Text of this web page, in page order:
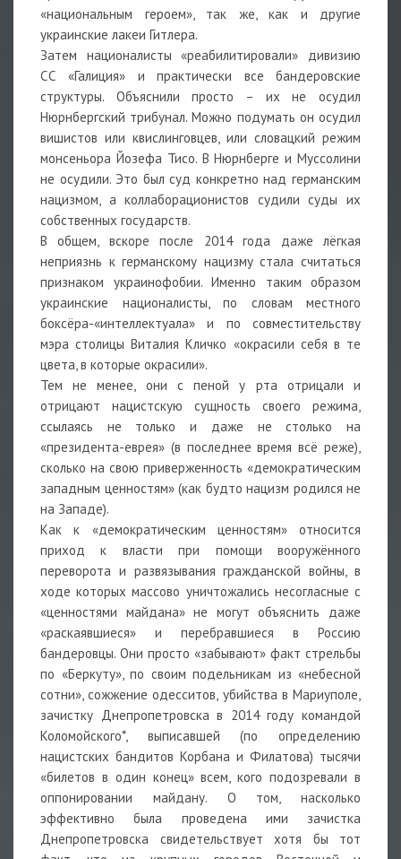
«национальным героем», так же, как и другие
украинские лакеи Гитлера.
Затем националисты «реабилитировали» дивизию
СС «Галиция» и практически все бандеровские
структуры. Объяснили просто – их не осудил
Нюрнбергский трибунал. Можно подумать он осудил
вишистов или квислинговцев, или словацкий режим
монсеньора Йозефа Тисо. В Нюрнберге и Муссолини
не осудили. Это был суд конкретно над германским
нацизмом, а коллаборационистов судили суды их
собственных государств.
В общем, вскоре после 2014 года даже лёгкая
неприязнь к германскому нацизму стала считаться
признаком украинофобии. Именно таким образом
украинские националисты, по словам местного
боксёра-«интеллектуала» и по совместительству
мэра столицы Виталия Кличко «окрасили себя в те
цвета, в которые окрасили».
Тем не менее, они с пеной у рта отрицали и
отрицают нацистскую сущность своего режима,
ссылаясь не только и даже не столько на
«президента-еврея» (в последнее время всё реже),
сколько на свою приверженность «демократическим
западным ценностям» (как будто нацизм родился не
на Западе).
Как к «демократическим ценностям» относится
приход к власти при помощи вооружённого
переворота и развязывания гражданской войны, в
ходе которых массово уничтожались несогласные с
«ценностями майдана» не могут объяснить даже
«раскаявшиеся» и перебравшиеся в Россию
бандеровцы. Они просто «забывают» факт стрельбы
по «Беркуту», по своим подельникам из «небесной
сотни», сожжение одесситов, убийства в Мариуполе,
зачистку Днепропетровска в 2014 году командой
Коломойского*, выписавшей (по определению
нацистских бандитов Корбана и Филатова) тысячи
«билетов в один конец» всем, кого подозревали в
оппонировании майдану. О том, насколько
эффективно была проведена ими зачистка
Днепропетровска свидетельствует хотя бы тот